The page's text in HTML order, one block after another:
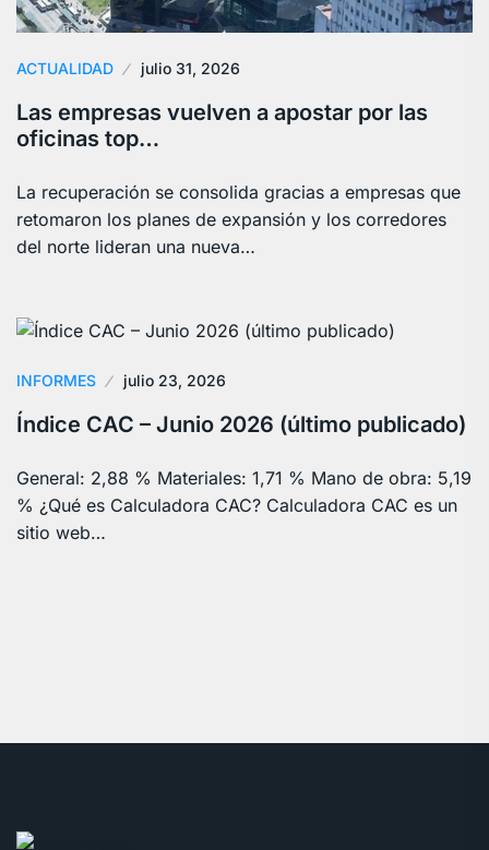
ACTUALIDAD julio 31, 2026
Las empresas vuelven a apostar por las
oficinas top…
La recuperación se consolida gracias a empresas que
retomaron los planes de expansión y los corredores
del norte lideran una nueva…
INFORMES julio 23, 2026
Índice CAC – Junio 2026 (último publicado)
General: 2,88 % Materiales: 1,71 % Mano de obra: 5,19
% ¿Qué es Calculadora CAC? Calculadora CAC es un
sitio web…